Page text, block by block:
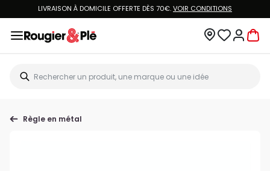
LIVRAISON À DOMICILE OFFERTE DÈS 70€.VOIR CONDITIONS
Règle en métal